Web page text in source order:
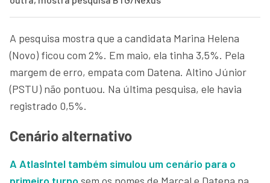
A pesquisa mostra que a candidata Marina Helena
(Novo) ficou com 2%. Em maio, ela tinha 3,5%. Pela
margem de erro, empata com Datena. Altino Júnior
(PSTU) não pontuou. Na última pesquisa, ele havia
registrado 0,5%.
Cenário alternativo
A AtlasIntel também simulou um cenário para o